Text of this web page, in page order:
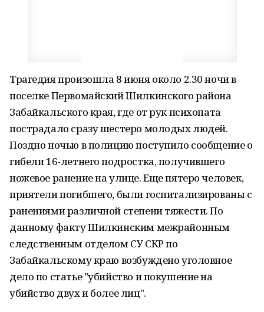
Трагедия произошла 8 июня около 2.30 ночи в
поселке Первомайский Шилкинского района
Забайкальского края, где от рук психопата
пострадало сразу шестеро молодых людей.
Поздно ночью в полицию поступило сообщение о
гибели 16-летнего подростка, получившего
ножевое ранение на улице. Еще пятеро человек,
приятели погибшего, были госпитализированы с
ранениями различной степени тяжести. По
данному факту Шилкинским межрайонным
следственным отделом СУ СКР по
Забайкальскому краю возбуждено уголовное
дело по статье "убийство и покушение на
убийство двух и более лиц".